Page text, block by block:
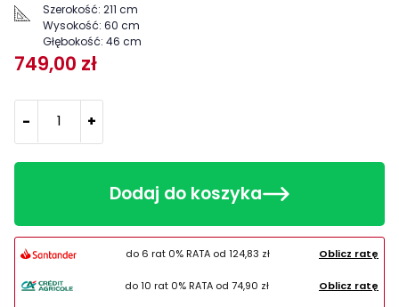
Szerokość: 211 cm
Wysokość: 60 cm
Głębokość: 46 cm
749,00 zł
- +
Dodaj do koszyka
do 6 rat 0% RATA od124,83 zł Oblicz ratę
do 10 rat 0% RATA od 74,90 zł Oblicz ratę